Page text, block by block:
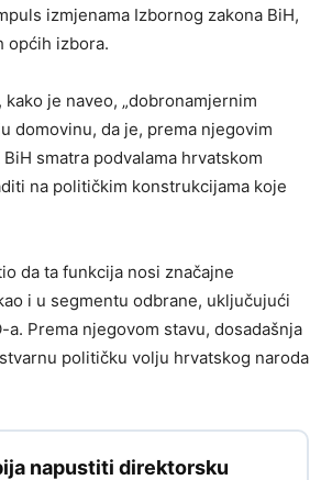
izmjenama Izbornog zakona BiH,
općih izbora.
je naveo, „dobronamjernim
domovinu, da je, prema njegovim
smatra podvalama hrvatskom
na političkim konstrukcijama koje
da ta funkcija nosi značajne
i u segmentu odbrane, uključujući
a. Prema njegovom stavu, dosadašnja
političku volju hrvatskog naroda
napustiti direktorsku